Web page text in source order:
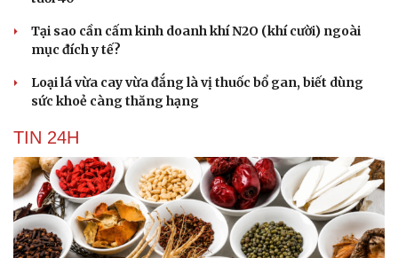
Tại sao cần cấm kinh doanh khí N2O (khí cười) ngoài
mục đích y tế?
Loại lá vừa cay vừa đắng là vị thuốc bổ gan, biết dùng
sức khoẻ càng thăng hạng
TIN 24H